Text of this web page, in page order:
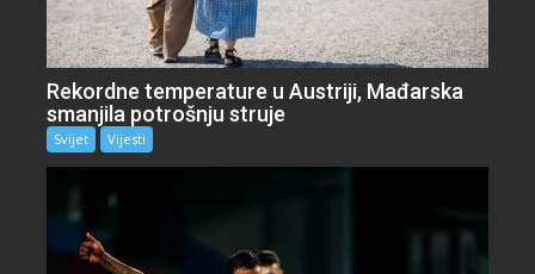
Rekordne temperature u Austriji, Mađarska
smanjila potrošnju struje
Svijet Vijesti